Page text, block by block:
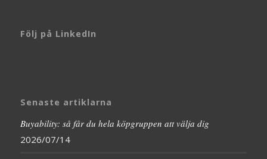
Följ på LinkedIn
Senaste artiklarna
Buyability: så får du hela köpgruppen att välja dig
2026/07/14